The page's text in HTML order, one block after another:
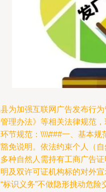
为加强互联网广告发布行
理办法》等相关法律规范
节规范：\\\\###一、基本
免说明。依法约束个人（
种自然人需持有工商广告
及双许可证机构标的对外
标识义务”不做隐形挑动危